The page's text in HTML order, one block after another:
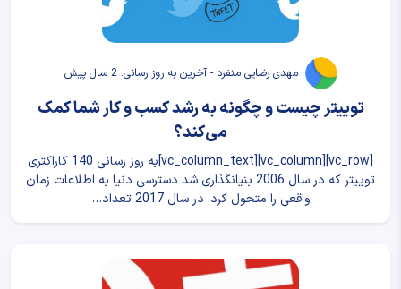
مهدی رضایی منفرد - آخرین به روز رسانی: 2 سال پیش
توییتر چیست و چگونه به رشد کسب و کار شما کمک
می‌کند؟
[vc_row][vc_column][vc_column_text]به روز رسانی 140 کاراکتری
توییتر که در سال 2006 بنیانگذاری شد دسترسی دنیا به اطلاعات زمان
واقعی را متحول کرد. در سال 2017 تعداد…